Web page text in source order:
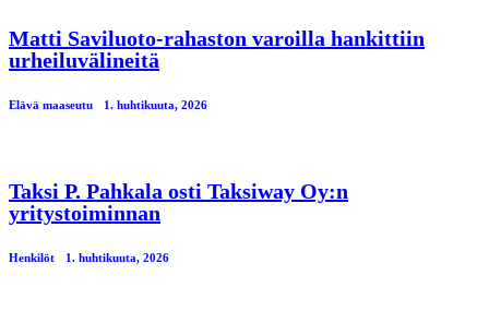
Matti Saviluoto-rahaston varoilla hankittiin
urheiluvälineitä
Elävä maaseutu 1. huhtikuuta, 2026
Taksi P. Pahkala osti Taksiway Oy:n
yritystoiminnan
Henkilöt 1. huhtikuuta, 2026